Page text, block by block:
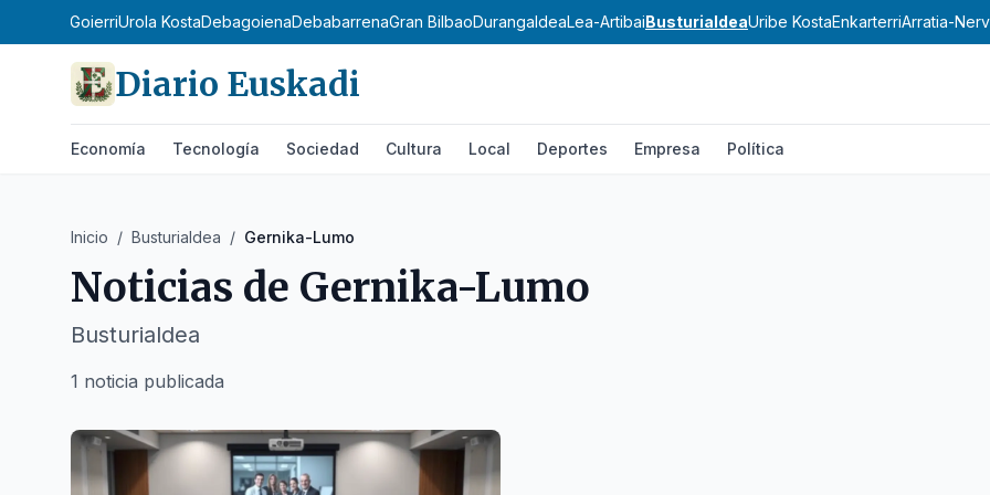
GoierriUrola KostaDebagoienaDebabarrenaGran BilbaoDurangaldeaLea-ArtibaiBusturialdeaUribe KostaEnkarterriArratia-
Diario Euskadi
Economía Tecnología Sociedad Cultura Local Deportes Empresa Política
Inicio / Busturialdea / Gernika-Lumo
Noticias de Gernika-Lumo
Busturialdea
1 noticia publicada